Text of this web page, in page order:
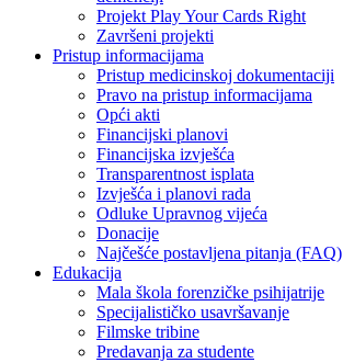
Projekt Play Your Cards Right
Završeni projekti
Pristup informacijama
Pristup medicinskoj dokumentaciji
Pravo na pristup informacijama
Opći akti
Financijski planovi
Financijska izvješća
Transparentnost isplata
Izvješća i planovi rada
Odluke Upravnog vijeća
Donacije
Najčešće postavljena pitanja (FAQ)
Edukacija
Mala škola forenzičke psihijatrije
Specijalističko usavršavanje
Filmske tribine
Predavanja za studente